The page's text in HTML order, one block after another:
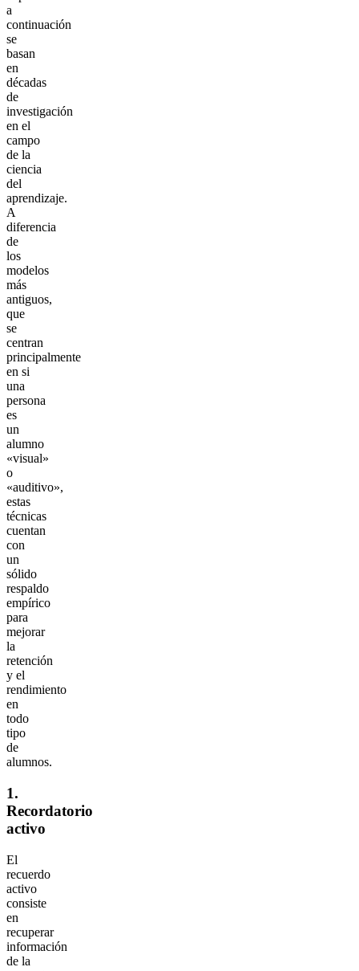
a
continuación
se
basan
en
décadas
de
investigación
en el
campo
de la
ciencia
del
aprendizaje.
A
diferencia
de
los
modelos
más
antiguos,
que
se
centran
principalmente
en si
una
persona
es
un
alumno
«visual»
o
«auditivo»,
estas
técnicas
cuentan
con
un
sólido
respaldo
empírico
para
mejorar
la
retención
y el
rendimiento
en
todo
tipo
de
alumnos.
1.
Recordatorio
activo
El
recuerdo
activo
consiste
en
recuperar
información
de la